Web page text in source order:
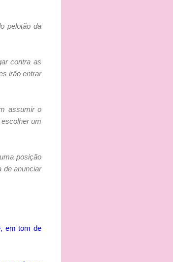
pelotão da
contra as
irão entrar
assumir o
um
posição
de anunciar
em tom de